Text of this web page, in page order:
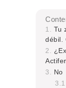
Tu
débil.
No